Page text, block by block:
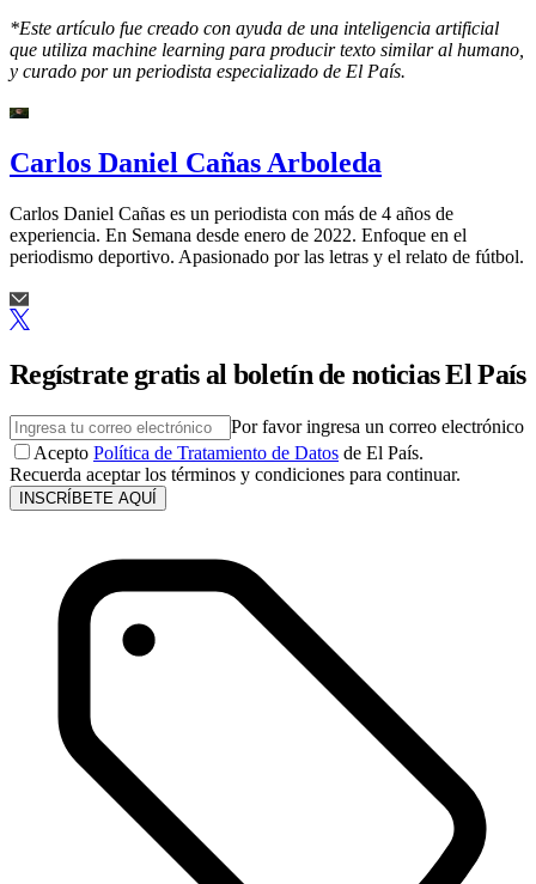
*Este artículo fue creado con ayuda de una inteligencia artificial
que utiliza machine learning para producir texto similar al humano,
y curado por un periodista especializado de El País.
Carlos Daniel Cañas Arboleda
Carlos Daniel Cañas es un periodista con más de 4 años de
experiencia. En Semana desde enero de 2022. Enfoque en el
periodismo deportivo. Apasionado por las letras y el relato de fútbol.
Regístrate gratis al boletín de noticias El País
Por favor ingresa un correo electrónico
Acepto Política de Tratamiento de Datos de El País.
Recuerda aceptar los términos y condiciones para continuar.
INSCRÍBETE AQUÍ